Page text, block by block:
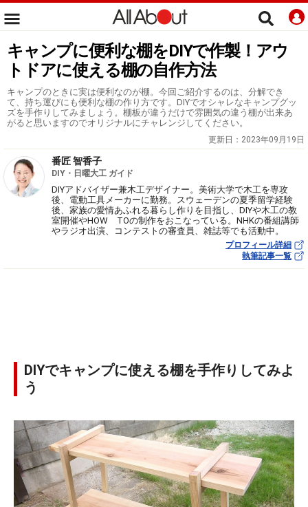
キャンプに便利な棚をDIYで作製！アウ
トドアに使える棚の自作方法
キャンプのときに実は便利なのが棚。今回ご紹介するのは、分解でき
て、持ち運びにも便利な棚の作り方です。DIYでオシャレなキャンプグッ
ズを手作りしてみましょう。棚板が違うだけで雰囲気の違う棚が出来あ
がると思いますのでオリジナルにチャレンジしてください。
更新日： 2023年09月19日
番匠 智香子
DIY・日曜大工 ガイド
DIYアドバイザー兼木工デザイナー。美術大学で木工を専攻
後、電動工具メーカーに勤務。スウェーデンの夏季留学経験
後、家族の愛情あふれる暮らし作りを目指し、DIYや木工の教
室開催やHOW TOの制作をおこなっている。NHKの番組講師
やラジオ出演、コンテストの審査員、雑誌等でも活動中。
プロフィール詳細
執筆記事一覧
DIYでキャンプに使える棚を手作りしてみよ
う